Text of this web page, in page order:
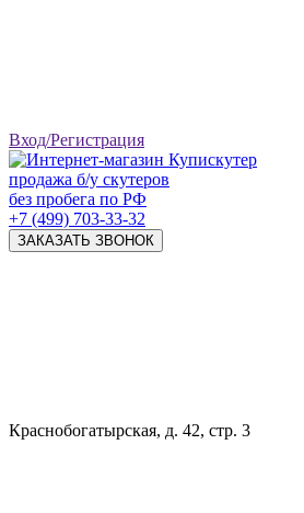
Вход/Регистрация
продажа б/у скутеров
без пробега по РФ
+7 (499) 703-33-32
ЗАКАЗАТЬ ЗВОНОК
Краснобогатырская, д. 42, стр. 3